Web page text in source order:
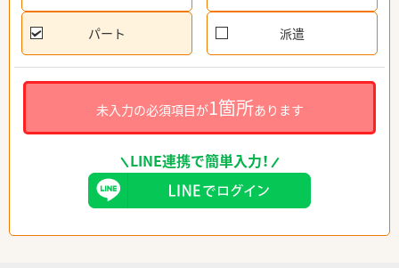
パート 派遣
未入力の必須項目が1箇所あります
LINE連携で簡単入力！